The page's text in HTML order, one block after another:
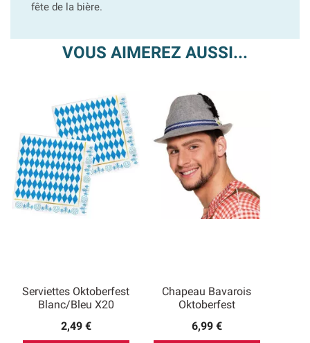
fête de la bière.
VOUS AIMEREZ AUSSI...
Serviettes Oktoberfest
Blanc/Bleu X20
2,49 €
Chapeau Bavarois
Oktoberfest
6,99 €